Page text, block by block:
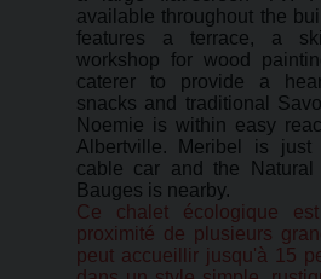
available throughout the
features a terrace, a
workshop for wood
caterer to provide a
snacks and traditional
Noemie is within easy
Albertville. Meribel is
cable car and the
Bauges is nearby.
Ce chalet écologique
proximité de plusieurs
peut accueillir jusqu'à 15